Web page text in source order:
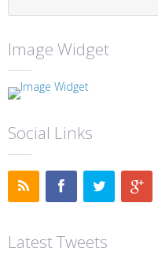
Image Widget
Social Links
Latest Tweets